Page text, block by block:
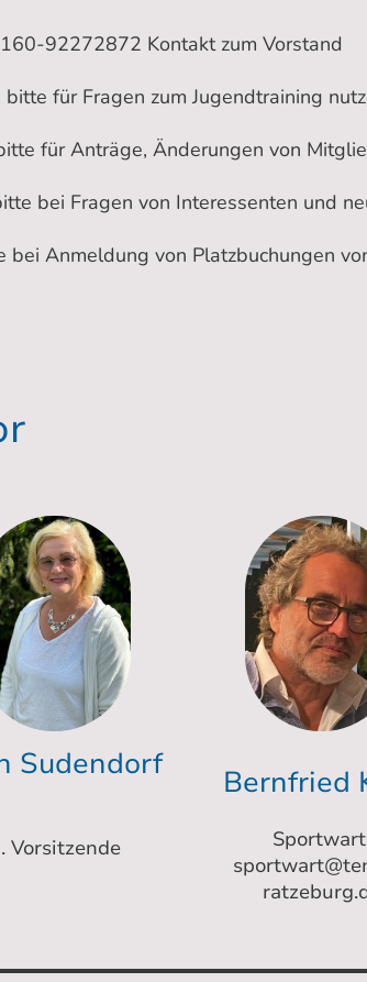
92272872 Kontakt zum Vorstand
bitte für Fragen zum Jugendtraining
für Anträge, Änderungen von
bei Fragen von Interessenten und
bei Anmeldung von Platzbuchungen
Sudendorf
Vorsitzende
Bernfried
Sportwart